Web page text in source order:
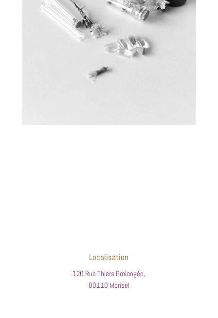
Localisation
120 Rue Thiers Prolongée,
80110 Morisel